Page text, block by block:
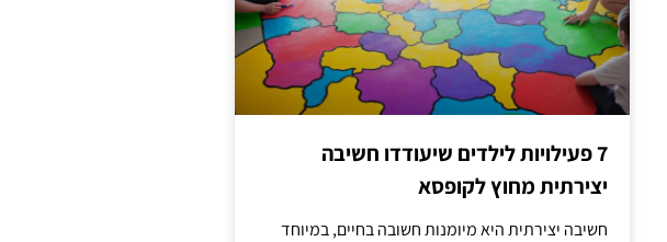
7 פעילויות לילדים שיעודדו חשיבה
יצירתית מחוץ לקופסא
חשיבה יצירתית היא מיומנות חשובה בחיים, במיוחד